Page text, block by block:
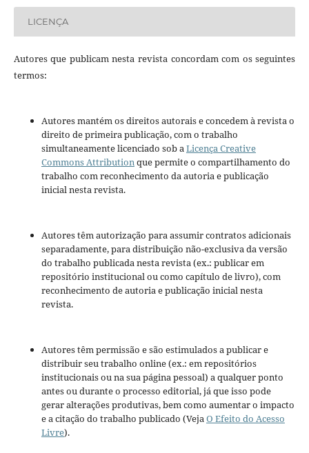
LICENÇA
Autores que publicam nesta revista concordam com os seguintes
termos:
Autores mantém os direitos autorais e concedem à revista o
direito de primeira publicação, com o trabalho
simultaneamente licenciado sob aLicença Creative
Commons Attributionque permite o compartilhamento do
trabalho com reconhecimento da autoria e publicação
inicial nesta revista.
Autores têm autorização para assumir contratos adicionais
separadamente, para distribuição não-exclusiva da versão
do trabalho publicada nesta revista (ex.: publicar em
repositório institucional ou como capítulo de livro), com
reconhecimento de autoria e publicação inicial nesta
revista.
Autores têm permissão e são estimulados a publicar e
distribuir seu trabalho online (ex.: em repositórios
institucionais ou na sua página pessoal) a qualquer ponto
antes ou durante o processo editorial, já que isso pode
gerar alterações produtivas, bem como aumentar o impacto
e a citação do trabalho publicado (VejaO Efeito do Acesso
Livre).